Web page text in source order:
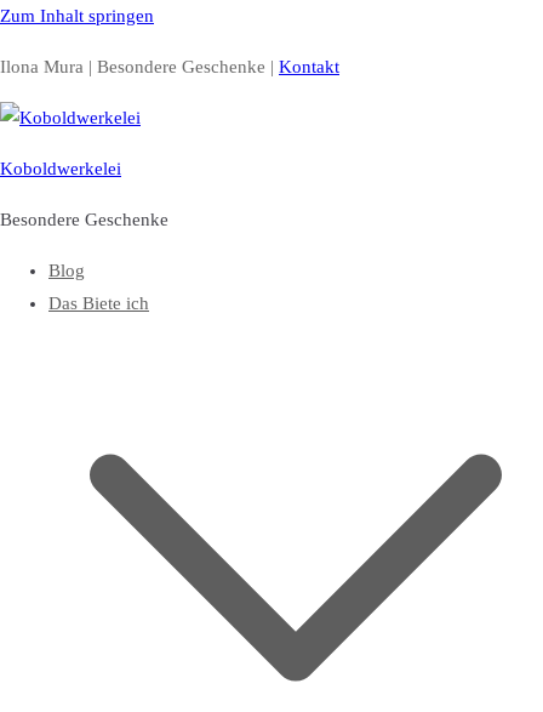
Zum Inhalt springen
Ilona Mura | Besondere Geschenke | Kontakt
Koboldwerkelei
Besondere Geschenke
Blog
Das Biete ich